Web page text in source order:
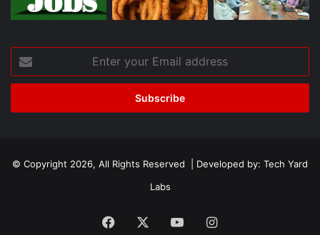
your
Email
© Copyright 2026, All Rights Reserved | Developed by: Tech Yard
Labs
Facebook YouTubeInstagram